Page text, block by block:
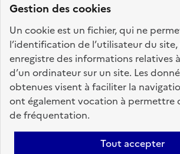
Gestion des cookies
Un cookie est un fichier, qui ne
l’identification de l’utilisateur du
enregistre des informations relatives
d’un ordinateur sur un site. Les
obtenues visent à faciliter la
ont également vocation à permettre
de fréquentation.
Tout accepter
FRANÇAISE
fonction-publique.gouv.fr
gouvernement.fr
Accessibilité : totalement conforme